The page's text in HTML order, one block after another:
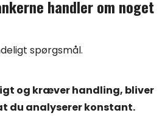
handler om noget
spørgsmål.
og kræver handling, bliver
du analyserer konstant.